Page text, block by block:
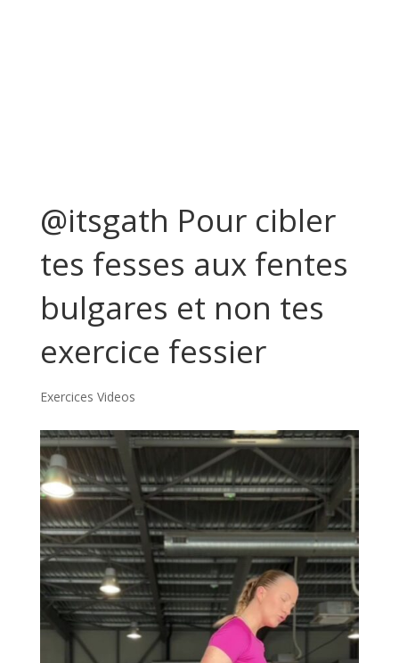
@itsgath Pour cibler
tes fesses aux fentes
bulgares et non tes
exercice fessier
Exercices Videos